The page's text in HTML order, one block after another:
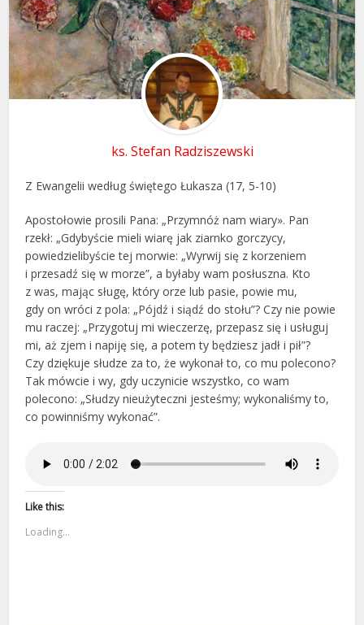
ks. Stefan Radziszewski
Z Ewangelii według świętego Łukasza (17, 5-10)
Apostołowie prosili Pana: „Przymnóż nam wiary». Pan
rzekł: „Gdybyście mieli wiarę jak ziarnko gorczycy,
powiedzielibyście tej morwie: „Wyrwij się z korzeniem
i przesadź się w morze”, a byłaby wam posłuszna. Kto
z was, mając sługę, który orze lub pasie, powie mu,
gdy on wróci z pola: „Pójdź i siądź do stołu”? Czy nie powie
mu raczej: „Przygotuj mi wieczerzę, przepasz się i usługuj
mi, aż zjem i napiję się, a potem ty będziesz jadł i pił”?
Czy dziękuje słudze za to, że wykonał to, co mu polecono?
Tak mówcie i wy, gdy uczynicie wszystko, co wam
polecono: „Słudzy nieużyteczni jesteśmy; wykonaliśmy to,
co powinniśmy wykonać”.
Like this:
Loading...